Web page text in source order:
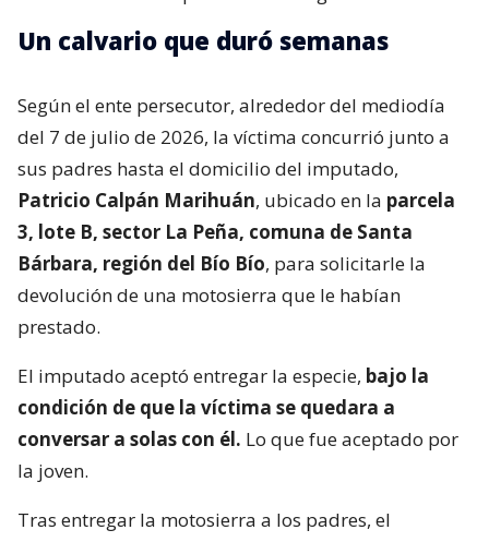
Un calvario que duró semanas
Según el ente persecutor, alrededor del mediodía
del 7 de julio de 2026, la víctima concurrió junto a
sus padres hasta el domicilio del imputado,
Patricio Calpán Marihuán, ubicado en la parcela
3, lote B, sector La Peña, comuna de Santa
Bárbara, región del Bío Bío, para solicitarle la
devolución de una motosierra que le habían
prestado.
El imputado aceptó entregar la especie, bajo la
condición de que la víctima se quedara a
conversar a solas con él. Lo que fue aceptado por
la joven.
Tras entregar la motosierra a los padres, el